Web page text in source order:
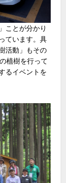
ことが分かり
ています。具
活動」もその
植樹を行って
るイベントを